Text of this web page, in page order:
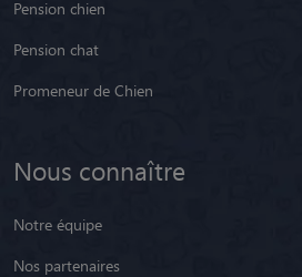
Pension chien
Pension chat
Promeneur de Chien
Nous connaître
Notre équipe
Nos partenaires